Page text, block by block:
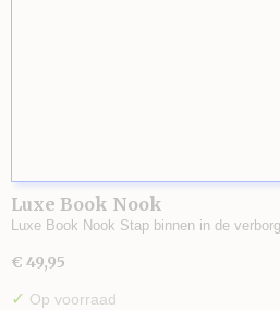
Luxe Book Nook
Luxe Book Nook Stap binnen in de
€ 49,95
✓ Op voorraad